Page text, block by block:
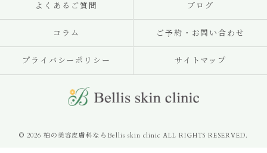
よくあるご質問 ブログ
コラム ご予約・お問い合わせ
プライバシーポリシー サイトマップ
© 2026 柏の美容皮膚科ならBellis skin clinic ALL RIGHTS RESERVED.